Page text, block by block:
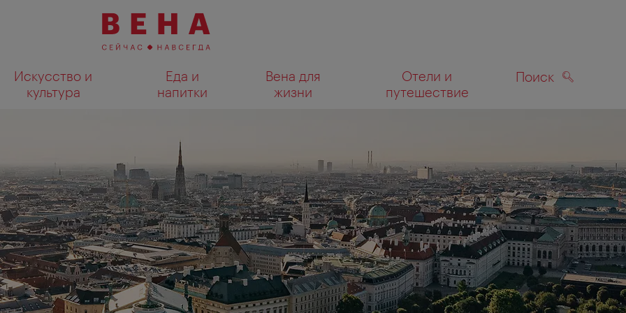
Искусство и
культура
Еда и
напитки
Вена для
жизни
Отели и
путешествие
Поиск